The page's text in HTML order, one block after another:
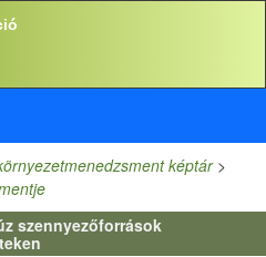
képtár>
szennyezőforrások